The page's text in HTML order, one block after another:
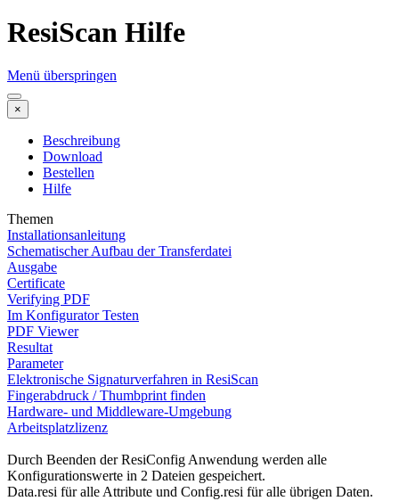
ResiScan Hilfe
Menü überspringen
×
Beschreibung
Download
Bestellen
Hilfe
Themen
Installationsanleitung
Schematischer Aufbau der Transferdatei
Ausgabe
Certificate
Verifying PDF
Im Konfigurator Testen
PDF Viewer
Resultat
Parameter
Elektronische Signaturverfahren in ResiScan
Fingerabdruck / Thumbprint finden
Hardware- und Middleware-Umgebung
Arbeitsplatzlizenz
Durch Beenden der ResiConfig Anwendung werden alle
Konfigurationswerte in 2 Dateien gespeichert.
Data.resi für alle Attribute und Config.resi für alle übrigen Daten.